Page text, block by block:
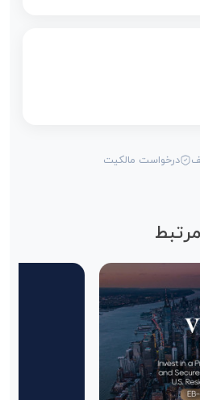
درخواست مالکیت